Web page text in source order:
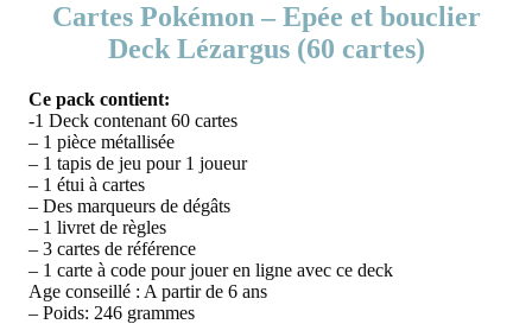
Cartes Pokémon – Epée et bouclier
Deck Lézargus (60 cartes)
Ce pack contient:
-1 Deck contenant 60 cartes
– 1 pièce métallisée
– 1 tapis de jeu pour 1 joueur
– 1 étui à cartes
– Des marqueurs de dégâts
– 1 livret de règles
– 3 cartes de référence
– 1 carte à code pour jouer en ligne avec ce deck
Age conseillé : A partir de 6 ans
– Poids: 246 grammes